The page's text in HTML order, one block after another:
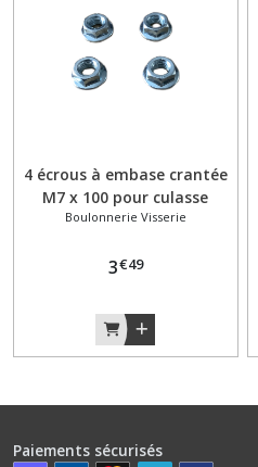
4 écrous à embase crantée
M7 x 100 pour culasse
Peugeot 103
Boulonnerie Visserie
3€49
Paiements sécurisés